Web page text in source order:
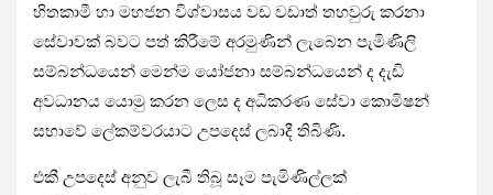
හිතකාමී හා මහජන විශ්වාසය වඩ වඩාත් තහවුරු කරනා
සේවාවක් බවට පත් කිරීමේ අරමුණින් ලැබෙන පැමිණිලි
සම්බන්ධයෙන් මෙන්ම යෝජනා සම්බන්ධයෙන් ද දැඩි
අවධානය යොමු කරන ලෙස ද අධිකරණ සේවා කොමිෂන්
සභාවේ ලේකම්වරයාට උපදෙස් ලබාදී තිබිණි.
එකී උපදෙස් අනුව ලැබී තිබූ සෑම පැමිණිල්ලක්